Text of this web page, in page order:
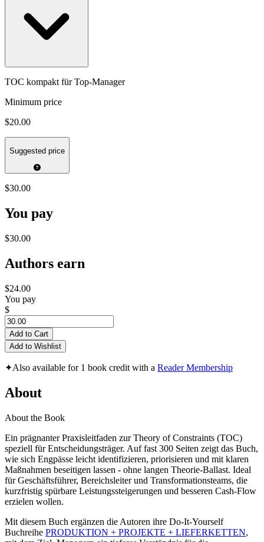
TOC kompakt für Top-Manager
Minimum price
$20.00
Suggested price
$30.00
You pay
$30.00
Authors earn
$24.00
You pay
$
Add to Cart
Add to Wishlist
✦Also available for 1 book credit with a Reader Membership
About
About the Book
Ein prägnanter Praxisleitfaden zur Theory of Constraints (TOC)
speziell für Entscheidungsträger. Auf fast 300 Seiten zeigt das Buch,
wie sich Engpässe leicht identifizieren, priorisieren und mit klaren
Maßnahmen beseitigen lassen - ohne langen Theorie-Ballast. Ideal
für Geschäftsführer, Bereichsleiter und Transformationsteams, die
kurzfristig spürbare Leistungssteigerungen und besseren Cash-Flow
erzielen wollen.
Mit diesem Buch ergänzen die Autoren ihre Do-It-Yourself
Buchreihe PRODUKTION + PROJEKTE + LIEFERKETTEN,